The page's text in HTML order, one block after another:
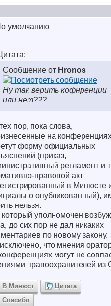
Сообщение от Hronos
Ну так верить кофнренции
или нет???
пор, пока слова,
на
форму официальных
(приказ,
регламент и
правовой акт,
в Минюсте
опубликованный),
нельзя.
уполномочен
до сих пор не дал никаких
по новому закону.
что мнения
могут не
правоохранителей из
В Минюст
Цитата
Спасибо